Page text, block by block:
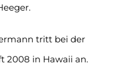
tritt bei der
2008 in Hawaii an.